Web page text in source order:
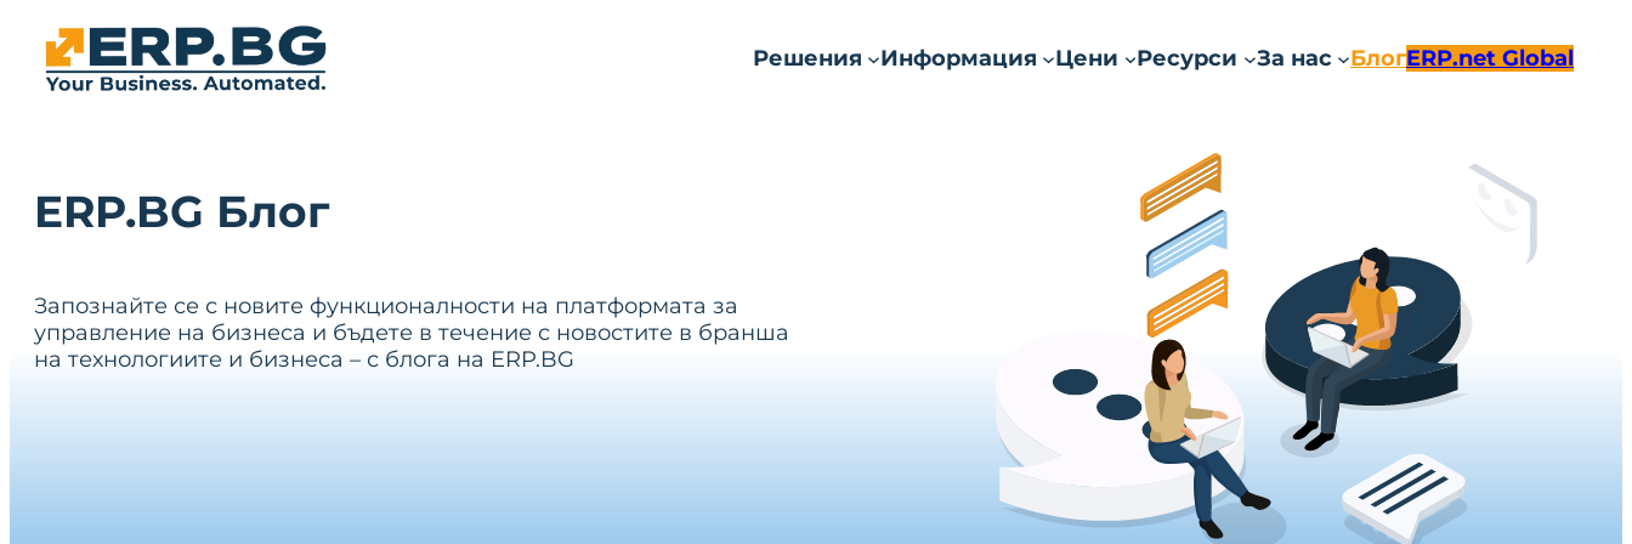
Решения Информация Цени Ресурси За нас БлогERP.net Global
ERP.BG Блог
Запознайте се с новите функционалности на платформата за
управление на бизнеса и бъдете в течение с новостите в бранша
на технологиите и бизнеса – с блога на ERP.BG